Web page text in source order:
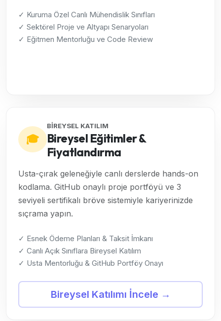
✓ Kuruma Özel Canlı Mühendislik Sınıfları
✓ Sektörel Proje ve Altyapı Senaryoları
✓ Eğitmen Mentorluğu ve Code Review
🎓
BİREYSEL KATILIM
Bireysel Eğitimler &
Fiyatlandırma
Usta-çırak geleneğiyle canlı derslerde hands-on
kodlama. GitHub onaylı proje portföyü ve 3
seviyeli sertifikalı bröve sistemiyle kariyerinizde
sıçrama yapın.
✓ Esnek Ödeme Planları & Taksit İmkanı
✓ Canlı Açık Sınıflara Bireysel Katılım
✓ Usta Mentorluğu & GitHub Portföy Onayı
Bireysel Katılımı İncele →